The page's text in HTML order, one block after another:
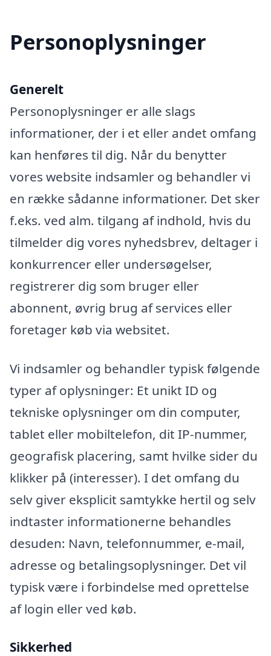
Personoplysninger
Generelt
Personoplysninger er alle slags
informationer, der i et eller andet omfang
kan henføres til dig. Når du benytter
vores website indsamler og behandler vi
en række sådanne informationer. Det sker
f.eks. ved alm. tilgang af indhold, hvis du
tilmelder dig vores nyhedsbrev, deltager i
konkurrencer eller undersøgelser,
registrerer dig som bruger eller
abonnent, øvrig brug af services eller
foretager køb via websitet.
Vi indsamler og behandler typisk følgende
typer af oplysninger: Et unikt ID og
tekniske oplysninger om din computer,
tablet eller mobiltelefon, dit IP-nummer,
geografisk placering, samt hvilke sider du
klikker på (interesser). I det omfang du
selv giver eksplicit samtykke hertil og selv
indtaster informationerne behandles
desuden: Navn, telefonnummer, e-mail,
adresse og betalingsoplysninger. Det vil
typisk være i forbindelse med oprettelse
af login eller ved køb.
Sikkerhed